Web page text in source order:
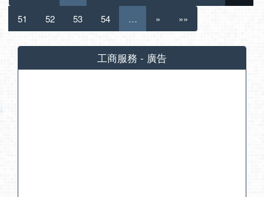
51 52 53 54 … » »»
工商服務 - 廣告